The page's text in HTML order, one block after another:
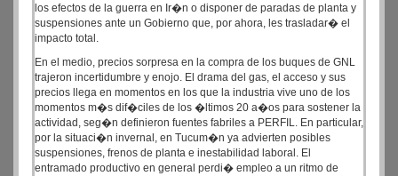
los efectos de la guerra en Ir�n o disponer de paradas de planta y
suspensiones ante un Gobierno que, por ahora, les trasladar� el
impacto total.
En el medio, precios sorpresa en la compra de los buques de GNL
trajeron incertidumbre y enojo. El drama del gas, el acceso y sus
precios llega en momentos en los que la industria vive uno de los
momentos m�s dif�ciles de los �ltimos 20 a�os para sostener la
actividad, seg�n definieron fuentes fabriles a PERFIL. En particular,
por la situaci�n invernal, en Tucum�n ya advierten posibles
suspensiones, frenos de planta e inestabilidad laboral. El
entramado productivo en general perdi� empleo a un ritmo de